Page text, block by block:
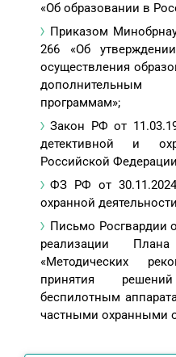
«Об образовании в
Приказом
266 «Об
осуществления
программам»;
Закон РФ от
детективной и
Российской
ФЗ РФ от
охранной
Письмо Росгвардии
реализации
«Методических
принятия
беспилотным
частными охранными